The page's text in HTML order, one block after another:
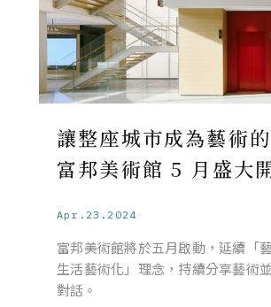
讓整座城市成為藝術的
富邦美術館 5 月盛大
Apr.23.2024
富邦美術館將於五月啟動，延續「
生活藝術化」理念，持續分享藝術
對話。